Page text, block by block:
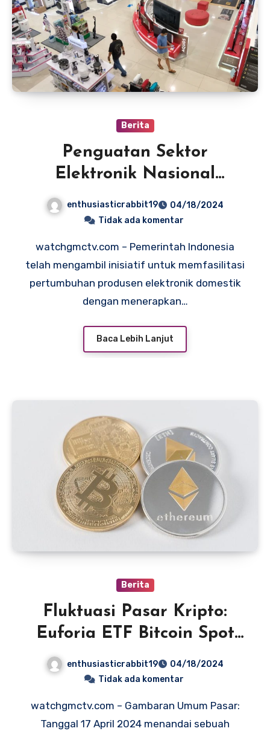
Berita
Penguatan Sektor
Elektronik Nasional
Pembatasan Impor
enthusiasticrabbit19
04/18/2024
Tidak ada komentar
watchgmctv.com – Pemerintah Indonesia
telah mengambil inisiatif untuk memfasilitasi
pertumbuhan produsen elektronik domestik
dengan menerapkan…
Baca Lebih Lanjut
Berita
Fluktuasi Pasar Kripto:
Euforia ETF Bitcoin Spot
Mereda, Menurut Data
Terkini
enthusiasticrabbit19
04/18/2024
Tidak ada komentar
watchgmctv.com – Gambaran Umum Pasar:
Tanggal 17 April 2024 menandai sebuah